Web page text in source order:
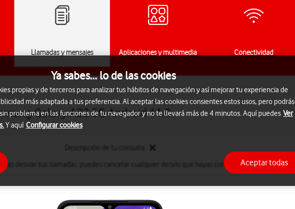
Llamadas y mensajes Aplicaciones y multimedia Conectividad
Galaxy A22 5G Android 11.0
desviar tus llamadas, puedes cancelar cualquier desvío que hayas configurado.
Ya sabes... lo de las cookies
propias y de terceros para analizar tus hábitos de navegación y así mejorar tu experiencia de
más adaptada a tus preferencia. Al aceptar las cookies consientes estos usos, pero podrás
problema en las funciones de tu navegador y no te llevará más de 4 minutos. Aquí puedes Ver
Y aquí Configurar cookies
Aceptar todas